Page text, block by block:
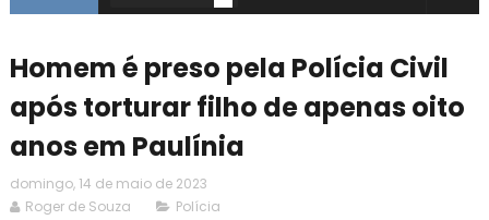
Homem é preso pela Polícia Civil
após torturar filho de apenas oito
anos em Paulínia
domingo, 14 de maio de 2023
Roger de Souza
Polícia